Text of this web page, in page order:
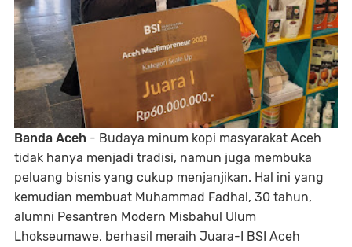
Banda Aceh - Budaya minum kopi masyarakat Aceh
tidak hanya menjadi tradisi, namun juga membuka
peluang bisnis yang cukup menjanjikan. Hal ini yang
kemudian membuat Muhammad Fadhal, 30 tahun,
alumni Pesantren Modern Misbahul Ulum
Lhokseumawe, berhasil meraih Juara-I BSI Aceh